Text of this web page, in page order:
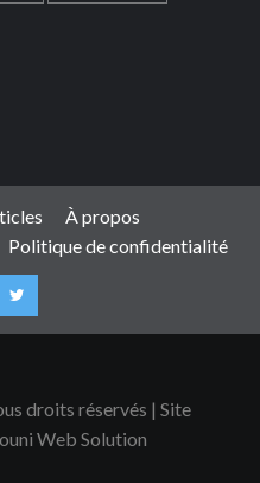
À propos
Politique de confidentialité
droits réservés | Site
Web Solution